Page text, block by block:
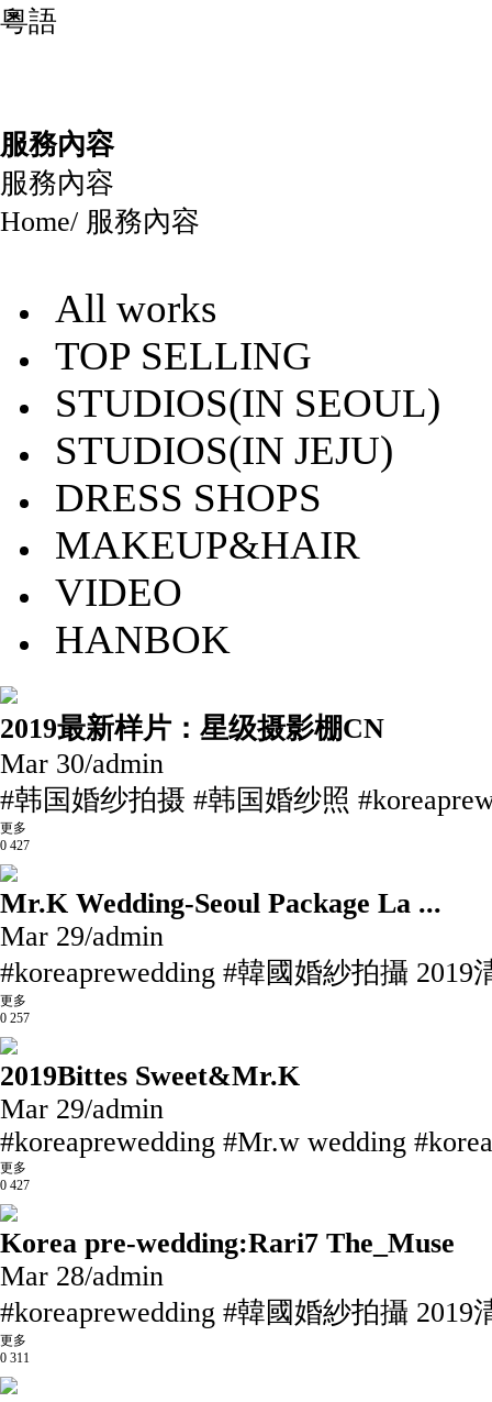
粵語
服務內容
服務內容
Home/ 服務內容
All works
TOP SELLING
STUDIOS(IN SEOUL)
STUDIOS(IN JEJU)
DRESS SHOPS
MAKEUP&HAIR
VIDEO
HANBOK
2019最新样片：星级摄影棚CN
Mar 30/admin
#韩国婚纱拍摄 #韩国婚纱照
更多
0 427
Mr.K Wedding-Seoul Package La ...
Mar 29/admin
#koreaprewedding #韓國婚紗拍攝 2019
更多
0 257
2019Bittes Sweet&Mr.K
Mar 29/admin
#koreaprewedding #Mr.w wedding
更多
0 427
Korea pre-wedding:Rari7 The_Muse
Mar 28/admin
#koreaprewedding #韓國婚紗拍攝 2019
更多
0 311